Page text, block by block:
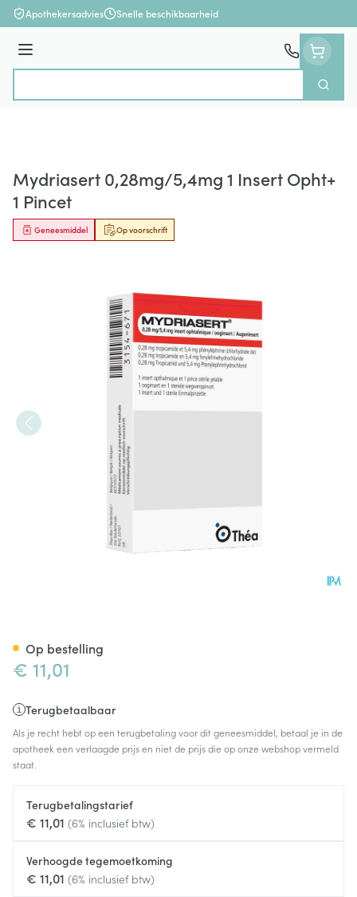
Ga naar de inhoud
Apothekersadvies Snelle beschikbaarheid
Menu
Zoek
Mydriasert 0,28mg/5,4mg 1 Insert Opht+
1 Pincet
Op voorschrift
Geneesmiddel
€ 11,01
Terugbetaalbaar
Als je recht hebt op een terugbetaling voor dit geneesmiddel, betaal je in de
apotheek een verlaagde prijs en niet de prijs die op onze webshop vermeld
staat.
Terugbetalingstarief
€ 11,01 (6% inclusief btw)
Verhoogde tegemoetkoming
€ 11,01 (6% inclusief btw)
Op bestelling